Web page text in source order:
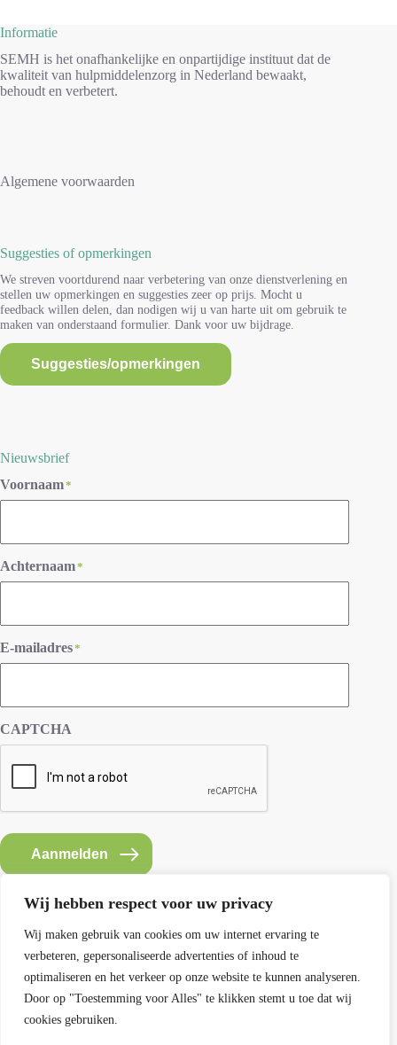
Wij hebben respect voor uw privacy
Wij maken gebruik van cookies om uw internet ervaring te
verbeteren, gepersonaliseerde advertenties of inhoud te
optimaliseren en het verkeer op onze website te kunnen analyseren.
Door op "Toestemming voor Alles" te klikken stemt u toe dat wij
cookies gebruiken.
Informatie
SEMH is het onafhankelijke en onpartijdige instituut dat de
kwaliteit van hulpmiddelenzorg in Nederland bewaakt,
behoudt en verbetert.
Algemene voorwaarden
Suggesties of opmerkingen
We streven voortdurend naar verbetering van onze dienstverlening en
stellen uw opmerkingen en suggesties zeer op prijs. Mocht u
feedback willen delen, dan nodigen wij u van harte uit om gebruik te
maken van onderstaand formulier. Dank voor uw bijdrage.
Suggesties/opmerkingen
Nieuwsbrief
Voornaam*
Achternaam*
E-mailadres*
CAPTCHA
Aanmelden
Contact SEMH
E: info@semh.info
T: 085-8769770